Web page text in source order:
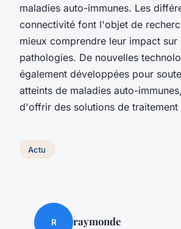
maladies auto-immunes. Les
connectivité font l'objet de
mieux comprendre leur impact sur
pathologies. De nouvelles
également développées pour
atteints de maladies auto-
d'offrir des solutions de traitement
Actu
R raymonde